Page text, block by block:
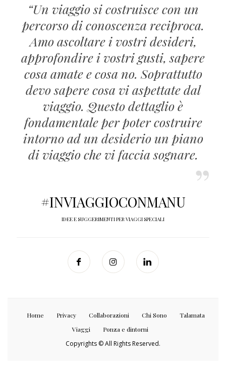
“Un viaggio si costruisce con un
percorso di conoscenza reciproca.
Amo ascoltare i vostri desideri,
approfondire i vostri gusti, sapere
cosa amate e cosa no. Soprattutto
devo sapere cosa vi aspettate dal
viaggio. Questo dettaglio è
fondamentale per poter costruire
intorno ad un desiderio un piano
di viaggio che vi faccia sognare.
#INVIAGGIOCONMANU
IDEE E SUGGERIMENTI PER VIAGGI SPECIALI
Home Privacy Collaborazioni Chi Sono
Talamata
Viaggi
Ponza e dintorni
Copyrights © All Rights Reserved.